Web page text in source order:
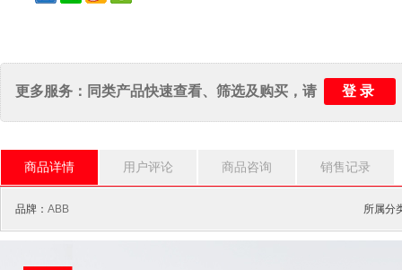
更多服务：同类产品快速查看、筛选及购买，请 登录
商品详情 用户评论 商品咨询 销售记录
品牌： ABB 所属分